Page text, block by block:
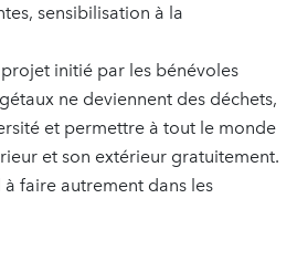
sensibilisation à la
projet initié par les bénévoles
ne deviennent des déchets,
et permettre à tout le monde
et son extérieur gratuitement.
faire autrement dans les